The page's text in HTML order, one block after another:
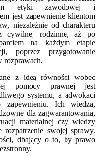
etyki zawodowej i
jest zapewnienie klientom
niezależnie od charakteru
cywilne, rodzinne, aż po
na każdym etapie
poprzez przygotowanie
rozprawach.
z ideą równości wobec
pomocy prawnej jest
systemu, a adwokaci
Ich wiedza,
dla zagwarantowania,
materialnej czy wiedzy
rozpatrzenie swojej sprawy.
dbający o to, by prawo